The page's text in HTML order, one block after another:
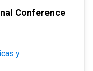
Conference
y